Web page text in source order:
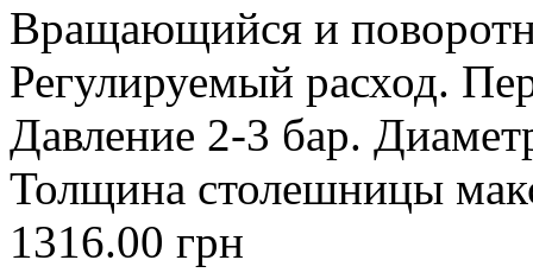
Вращающийся и
Регулируемый расход.
Давление 2-3 бар.
Толщина столешницы
1316.00 грн